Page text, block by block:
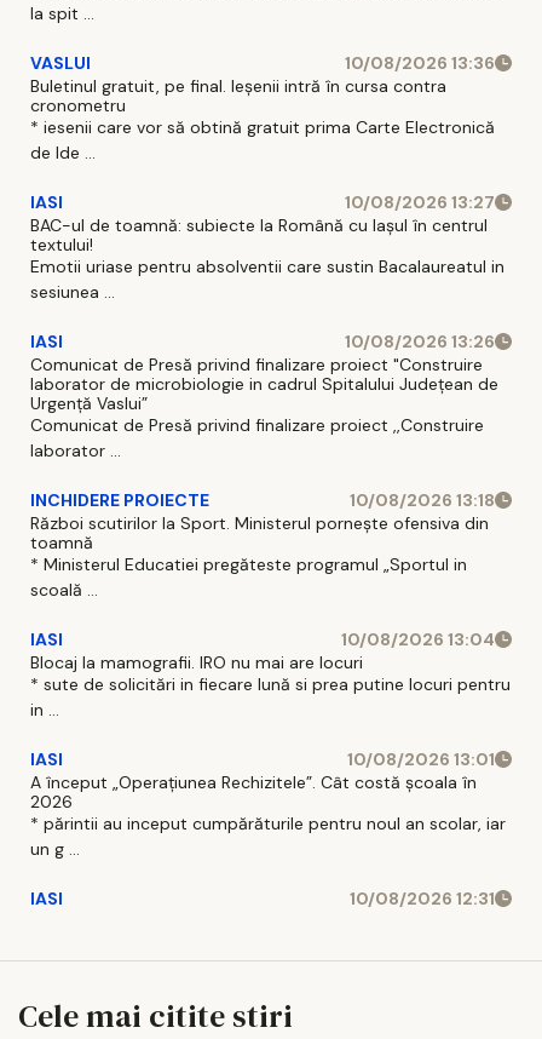
la spit ...
VASLUI
10/08/2026 13:36
Buletinul gratuit, pe final. Ieșenii intră în cursa contra
cronometru
* iesenii care vor să obtină gratuit prima Carte Electronică
de Ide ...
IASI
10/08/2026 13:27
BAC-ul de toamnă: subiecte la Română cu Iașul în centrul
textului!
Emotii uriase pentru absolventii care sustin Bacalaureatul in
sesiunea ...
IASI
10/08/2026 13:26
Comunicat de Presă privind finalizare proiect "Construire
laborator de microbiologie in cadrul Spitalului Județean de
Urgență Vaslui”
Comunicat de Presă privind finalizare proiect ,,Construire
laborator ...
INCHIDERE PROIECTE
10/08/2026 13:18
Război scutirilor la Sport. Ministerul pornește ofensiva din
toamnă
* Ministerul Educatiei pregăteste programul „Sportul in
scoală ...
IASI
10/08/2026 13:04
Blocaj la mamografii. IRO nu mai are locuri
* sute de solicitări in fiecare lună si prea putine locuri pentru
in ...
IASI
10/08/2026 13:01
A început „Operațiunea Rechizitele”. Cât costă școala în
2026
* părintii au inceput cumpărăturile pentru noul an scolar, iar
un g ...
IASI 10/08/2026 12:31
Cele mai citite stiri